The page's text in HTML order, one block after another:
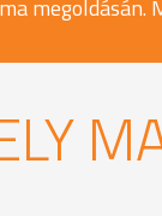
megoldásán.